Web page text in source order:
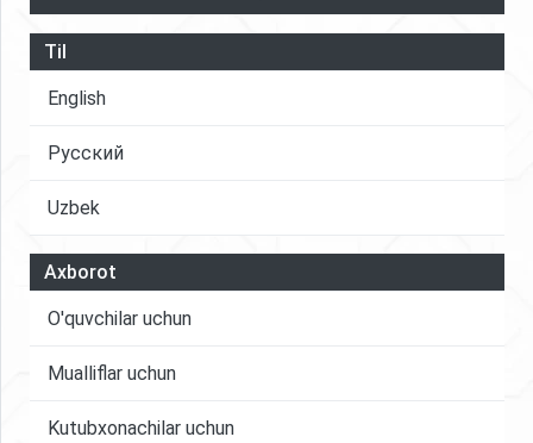
Til
English
Русский
Uzbek
Axborot
O'quvchilar uchun
Mualliflar uchun
Kutubxonachilar uchun